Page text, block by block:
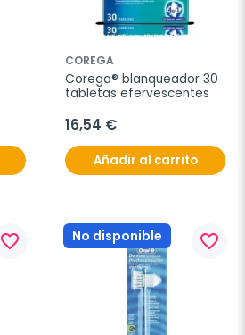
COREGA
Corega® blanqueador 30
tabletas efervescentes
16,54 €
Añadir al carrito
favorite_border No disponible favorite_border